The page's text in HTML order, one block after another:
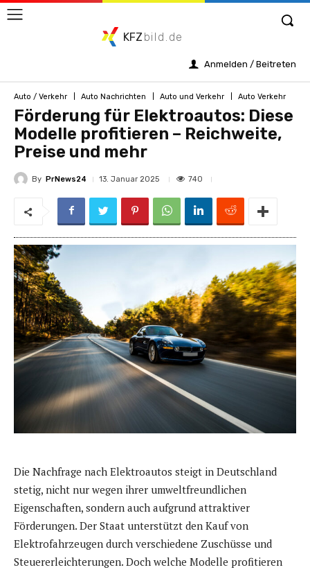
KFZ bild.de
Anmelden / Beitreten
Auto / Verkehr Auto Nachrichten Auto und Verkehr Auto Verkehr
Förderung für Elektroautos: Diese
Modelle profitieren – Reichweite,
Preise und mehr
By PrNews24 13. Januar 2025 740
Die Nachfrage nach Elektroautos steigt in Deutschland
stetig, nicht nur wegen ihrer umweltfreundlichen
Eigenschaften, sondern auch aufgrund attraktiver
Förderungen. Der Staat unterstützt den Kauf von
Elektrofahrzeugen durch verschiedene Zuschüsse und
Steuererleichterungen. Doch welche Modelle profitieren